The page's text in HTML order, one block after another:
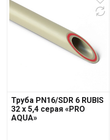
Труба PN16/SDR 6 RUBIS
32 x 5,4 серая «PRO
AQUA»